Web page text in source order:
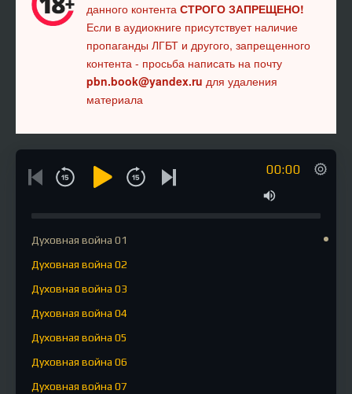
данного контента СТРОГО ЗАПРЕЩЕНО!
Если в аудиокниге присутствует наличие
пропаганды ЛГБТ и другого, запрещенного
контента - просьба написать на почту
pbn.book@yandex.ru для удаления
материала
00:00
Духовная война 01
Духовная война 02
Духовная война 03
Духовная война 04
Духовная война 05
Духовная война 06
Духовная война 07